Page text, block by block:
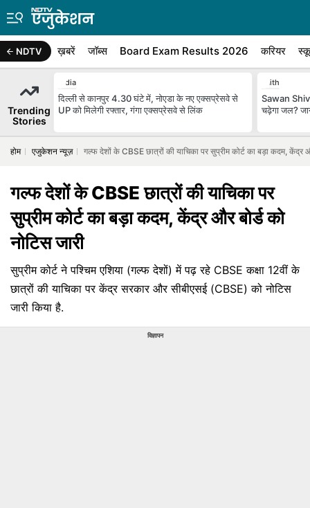
NDTV ख़बरें जॉब्स Board Exam Results 2026 करियर
Trending
Stories
India
दिल्ली से कानपुर 4.30 घंटे में, नोएडा के नए एक्सप्रेसवे से
UP को मिलेगी रफ्तार, गंगा एक्सप्रेसवे से लिंक
Faith
Sawan
चढ़ेगा जल?
होम एजुकेशन न्यूज़ गल्फ देशों के CBSE छात्रों की याचिका पर सुप्रीम कोर्ट का बड़ा कदम, केंद्र
गल्फ देशों के CBSE छात्रों की याचिका पर
सुप्रीम कोर्ट का बड़ा कदम, केंद्र और बोर्ड को
नोटिस जारी
सुप्रीम कोर्ट ने पश्चिम एशिया (गल्फ देशों) में पढ़ रहे CBSE कक्षा 12वीं के
छात्रों की याचिका पर केंद्र सरकार और सीबीएसई (CBSE) को नोटिस
जारी किया है.
विज्ञापन